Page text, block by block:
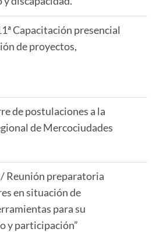
Capacitación presencial
de proyectos,
de postulaciones a la
de Mercociudades
Reunión preparatoria
en situación de
para su
y participación”